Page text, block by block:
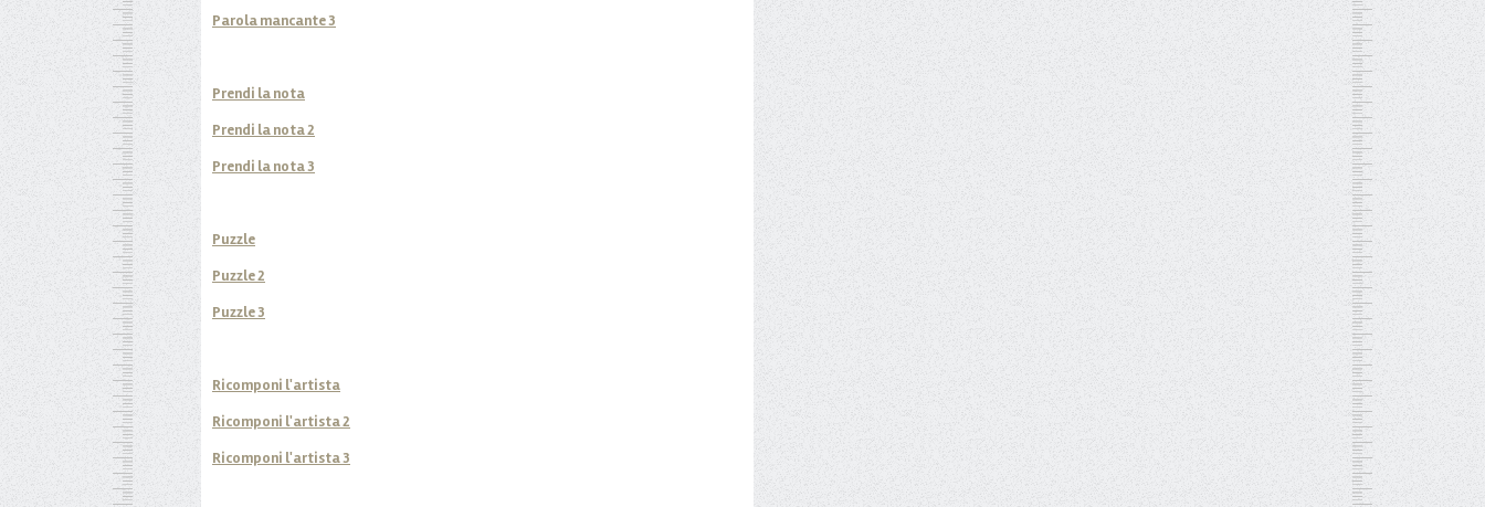
Parola mancante 3
Prendi la nota
Prendi la nota 2
Prendi la nota 3
Puzzle
Puzzle 2
Puzzle 3
Ricomponi l'artista
Ricomponi l'artista 2
Ricomponi l'artista 3